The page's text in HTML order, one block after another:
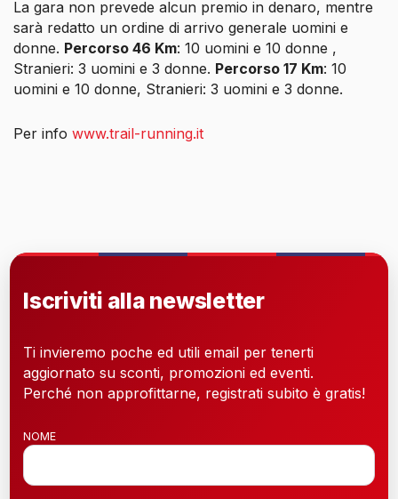
La gara non prevede alcun premio in denaro, mentre
sarà redatto un ordine di arrivo generale uomini e
donne. Percorso 46 Km: 10 uomini e 10 donne ,
Stranieri: 3 uomini e 3 donne. Percorso 17 Km: 10
uomini e 10 donne, Stranieri: 3 uomini e 3 donne.
Per info www.trail-running.it
Iscriviti alla newsletter
Ti invieremo poche ed utili email per tenerti
aggiornato su sconti, promozioni ed eventi.
Perché non approfittarne, registrati subito è gratis!
NOME